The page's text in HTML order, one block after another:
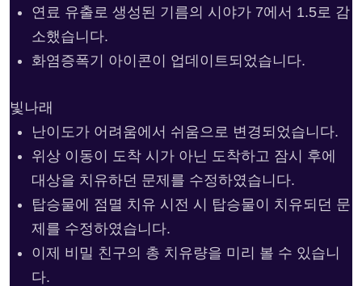
연료 유출로 생성된 기름의 시야가 7에서 1.5로 감
소했습니다.
화염증폭기 아이콘이 업데이트되었습니다.
빛나래
난이도가 어려움에서 쉬움으로 변경되었습니다.
위상 이동이 도착 시가 아닌 도착하고 잠시 후에
대상을 치유하던 문제를 수정하였습니다.
탑승물에 점멸 치유 시전 시 탑승물이 치유되던 문
제를 수정하였습니다.
이제 비밀 친구의 총 치유량을 미리 볼 수 있습니
다.